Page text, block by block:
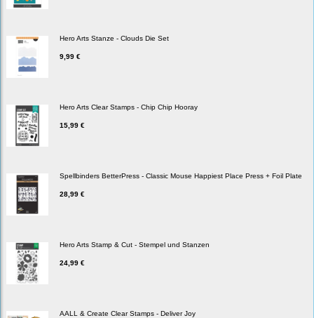
Hero Arts Stanze - Clouds Die Set
9,99 €
Hero Arts Clear Stamps - Chip Chip Hooray
15,99 €
Spellbinders BetterPress - Classic Mouse Happiest Place Press + Foil Plate
28,99 €
Hero Arts Stamp & Cut - Stempel und Stanzen
24,99 €
AALL & Create Clear Stamps - Deliver Joy